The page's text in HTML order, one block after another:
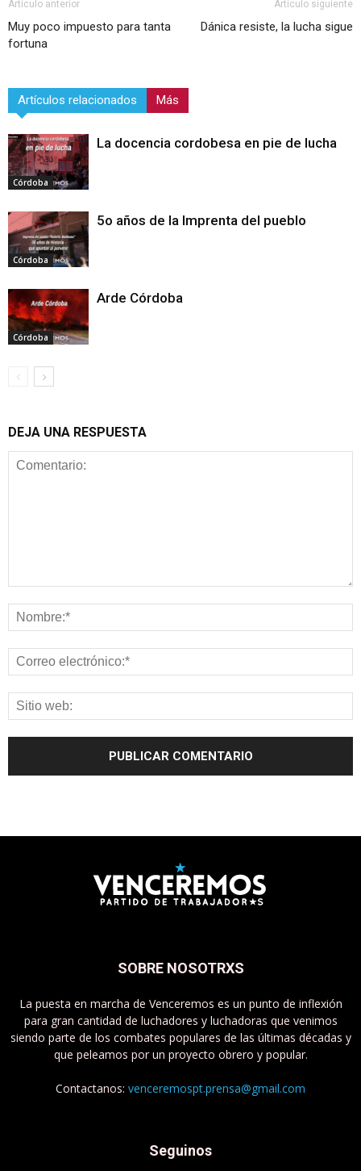
Artículo anterior
Muy poco impuesto para tanta
fortuna
Artículo siguiente
Dánica resiste, la lucha sigue
Artículos relacionados Más
Córdoba
La docencia cordobesa en pie de lucha
Córdoba
5o años de la Imprenta del pueblo
Córdoba
Arde Córdoba
DEJA UNA RESPUESTA
SOBRE NOSOTRXS
La puesta en marcha de Venceremos es un punto de inflexión
para gran cantidad de luchadores y luchadoras que venimos
siendo parte de los combates populares de las últimas décadas y
que peleamos por un proyecto obrero y popular.
Contactanos: venceremospt.prensa@gmail.com
Seguinos